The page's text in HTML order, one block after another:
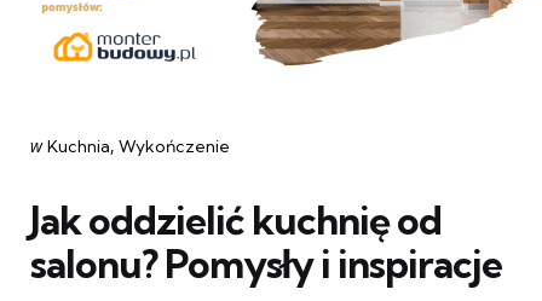
Categories
post
w Kuchnia Wykończenie
Jak oddzielić kuchnię od
salonu? Pomysły i inspiracje